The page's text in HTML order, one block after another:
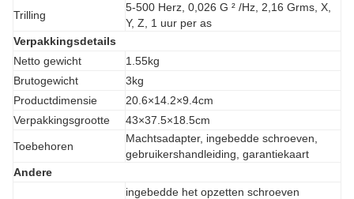
Trilling
5-500 Herz, 0,026 G ² /Hz, 2,16 Grms, X,
Y, Z, 1 uur per as
Verpakkingsdetails
Netto gewicht
1.55kg
Brutogewicht
3kg
Productdimensie
20.6×14.2×9.4cm
Verpakkingsgrootte
43×37.5×18.5cm
Toebehoren
Machtsadapter, ingebedde schroeven,
gebruikershandleiding, garantiekaart
Andere
ingebedde het opzetten schroeven